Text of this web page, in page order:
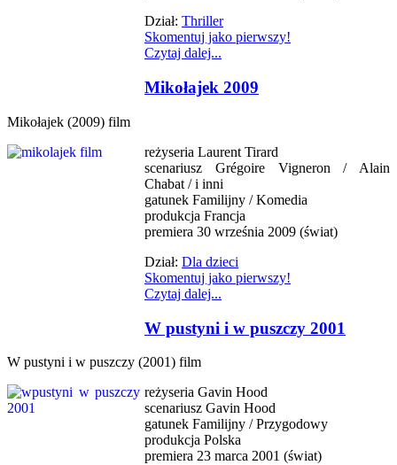
Dział: Thriller
Skomentuj jako pierwszy!
Czytaj dalej...
Mikołajek 2009
Mikołajek (2009) film
reżyseria Laurent Tirard
scenariusz Grégoire Vigneron / Alain
Chabat / i inni
gatunek Familijny / Komedia
produkcja Francja
premiera 30 września 2009 (świat)
Dział: Dla dzieci
Skomentuj jako pierwszy!
Czytaj dalej...
W pustyni i w puszczy 2001
W pustyni i w puszczy (2001) film
reżyseria Gavin Hood
scenariusz Gavin Hood
gatunek Familijny / Przygodowy
produkcja Polska
premiera 23 marca 2001 (świat)